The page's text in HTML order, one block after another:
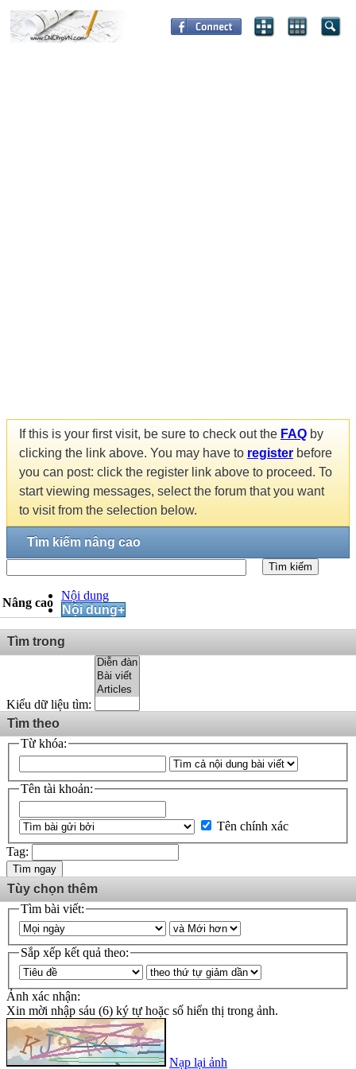
If this is your first visit, be sure to check out the FAQ by
clicking the link above. You may have to register before
you can post: click the register link above to proceed. To
start viewing messages, select the forum that you want
to visit from the selection below.
Tìm kiếm nâng cao
Tìm kiếm
Nâng cao
Nội dung
Nội dung+
Tìm trong
Kiểu dữ liệu tìm:
Tìm theo
Từ khóa:
Tên tài khoản:
Tên chính xác
Tag:
Tìm ngay
Tùy chọn thêm
Tìm bài viết:
Sắp xếp kết quả theo:
Ảnh xác nhận:
Xin mời nhập sáu (6) ký tự hoặc số hiển thị trong ảnh.
Nạp lại ảnh